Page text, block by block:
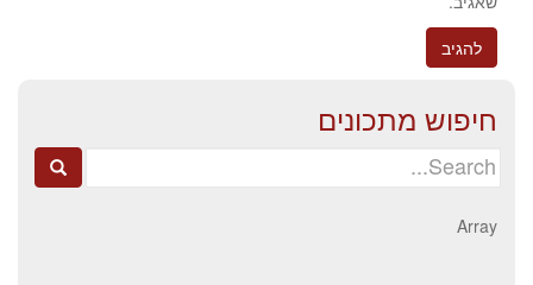
חיפוש מתכונים
Search
Array